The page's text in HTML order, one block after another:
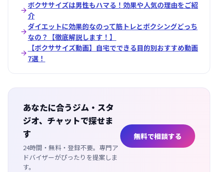

ボクササイズは男性もハマる！効果や人気の理由をご紹
介

ダイエットに効果的なのって筋トレとボクシングどっち
なの？【徹底解説します！】

【ボクササイズ動画】自宅でできる目的別おすすめ動画
7選！
あなたに合うジム・スタ
ジオ、チャットで探せま
す
24時間・無料・登録不要。専門ア
ドバイザーがぴったりを提案しま
す。
無料で相談する